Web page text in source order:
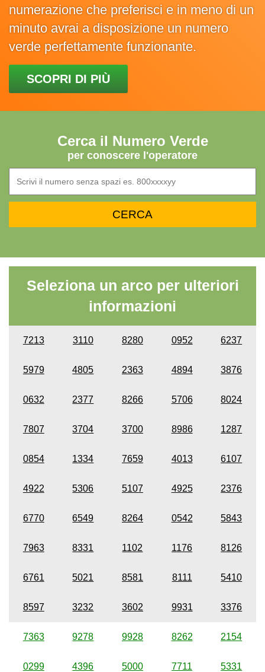
numerazione che preferisci e in meno di un
minuto avrai a disposizione un numero
verde perfettamente funzionante.
SCOPRI DI PIÙ
Cerca il Numero Verde
per conoscere l'operatore
Seleziona un arco per ulteriori
informazioni
7213 3110 8280 0952 6237
5979 4805 2363 4894 3876
0632 2377 8266 5706 8024
7807 3704 3700 8986 1287
0854 1334 7659 4013 6107
4922 5306 5107 4925 2376
6770 6549 8264 0542 5843
7963 8331 1102 1176 8126
6761 5021 8581 8111 5410
8597 3232 3602 9931 3376
7363 9278 9928 8262 2154
0299 4396 5000 7711 5331